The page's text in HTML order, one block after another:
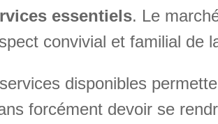
essentiels. Le
convivial et familial de
disponibles
forcément devoir se